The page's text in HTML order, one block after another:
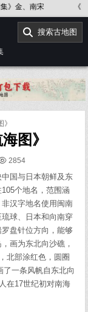
《中国历史地图集》春
搜索古地图
图》
2854
国与日本朝鲜及东
个地名，范围涵
汉字地名使用闽南
球、日本和向南穿
盘针位方向，能够
画为东北向沙礁，
北部涂红色，圆圈
了一条风帆自东北向
在17世纪初对南海